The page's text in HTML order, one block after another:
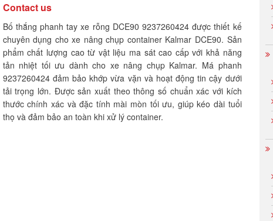
Contact us
Bố thắng phanh tay xe rỗng DCE90 9237260424 được thiết kế
chuyên dụng cho xe nâng chụp container Kalmar DCE90. Sản
phẩm chất lượng cao từ vật liệu ma sát cao cấp với khả năng
tản nhiệt tối ưu dành cho xe nâng chụp Kalmar. Má phanh
9237260424 đảm bảo khớp vừa vặn và hoạt động tin cậy dưới
tải trọng lớn. Được sản xuất theo thông số chuẩn xác với kích
thước chính xác và đặc tính mài mòn tối ưu, giúp kéo dài tuổi
thọ và đảm bảo an toàn khi xử lý container.